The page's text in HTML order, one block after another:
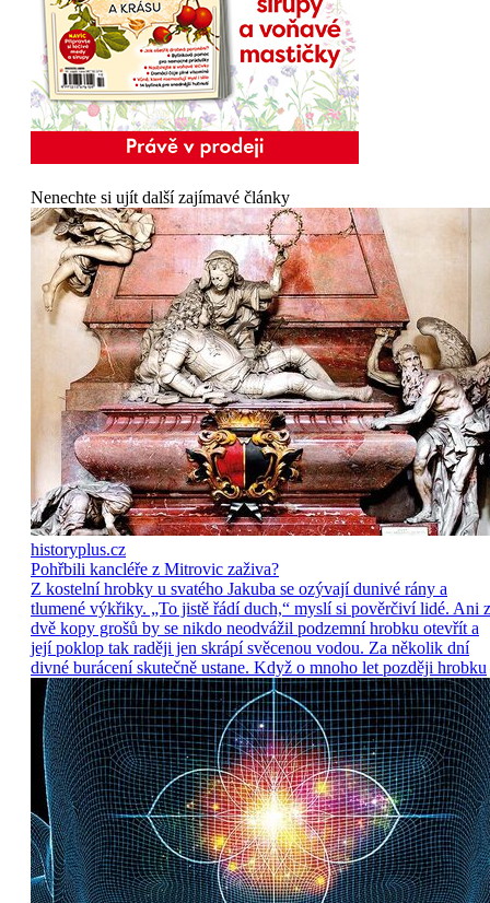
Nenechte si ujít další zajímavé články
historyplus.cz
Pohřbili kancléře z Mitrovic zaživa?
Z kostelní hrobky u svatého Jakuba se ozývají dunivé rány a
tlumené výkřiky. „To jistě řádí duch,“ myslí si pověrčiví lidé. Ani
dvě kopy grošů by se nikdo neodvážil podzemní hrobku otevřít a
její poklop tak raději jen skrápí svěcenou vodou. Za několik dní
divné burácení skutečně ustane. Když o mnoho let později hrobku